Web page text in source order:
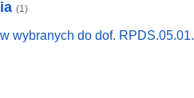
(1)
wybranych do dof.